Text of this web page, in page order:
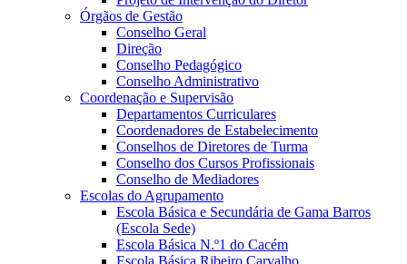
Órgãos de Gestão
Conselho Geral
Direção
Conselho Pedagógico
Conselho Administrativo
Coordenação e Supervisão
Departamentos Curriculares
Coordenadores de Estabelecimento
Conselhos de Diretores de Turma
Conselho dos Cursos Profissionais
Conselho de Mediadores
Escolas do Agrupamento
Escola Básica e Secundária de Gama Barros
(Escola Sede)
Escola Básica N.º1 do Cacém
Escola Básica Ribeiro Carvalho